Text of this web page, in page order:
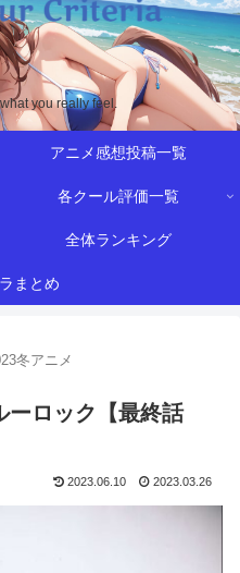
you really feel.
アニメ感想投稿一覧
各クール評価一覧
全体ランキング
まとめ
冬アニメ
ーロック【最終話
2023.06.10 2023.03.26